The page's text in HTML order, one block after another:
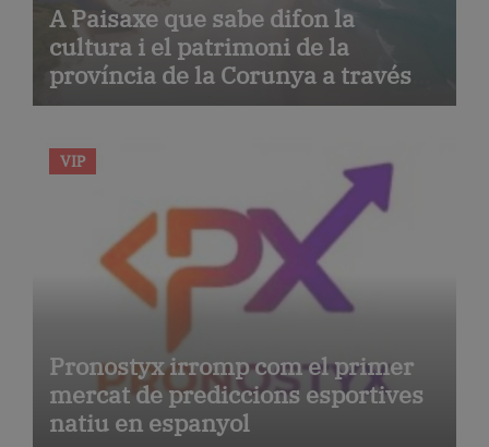
A Paisaxe que sabe difon la
cultura i el patrimoni de la
província de la Corunya a través
de la seva gastronomia
VIP
Pronostyx irromp com el primer
mercat de prediccions esportives
natiu en espanyol